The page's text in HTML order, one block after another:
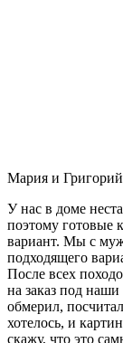
Мария и
У нас в доме
поэтому готовые
вариант. Мы с
подходящего
После всех
на заказ под
обмерил,
хотелось, и
скажу, что это